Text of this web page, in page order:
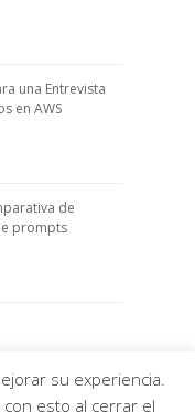
una Entrevista
en AWS
de
prompts
los derechos
su experiencia.
esto al cerrar el